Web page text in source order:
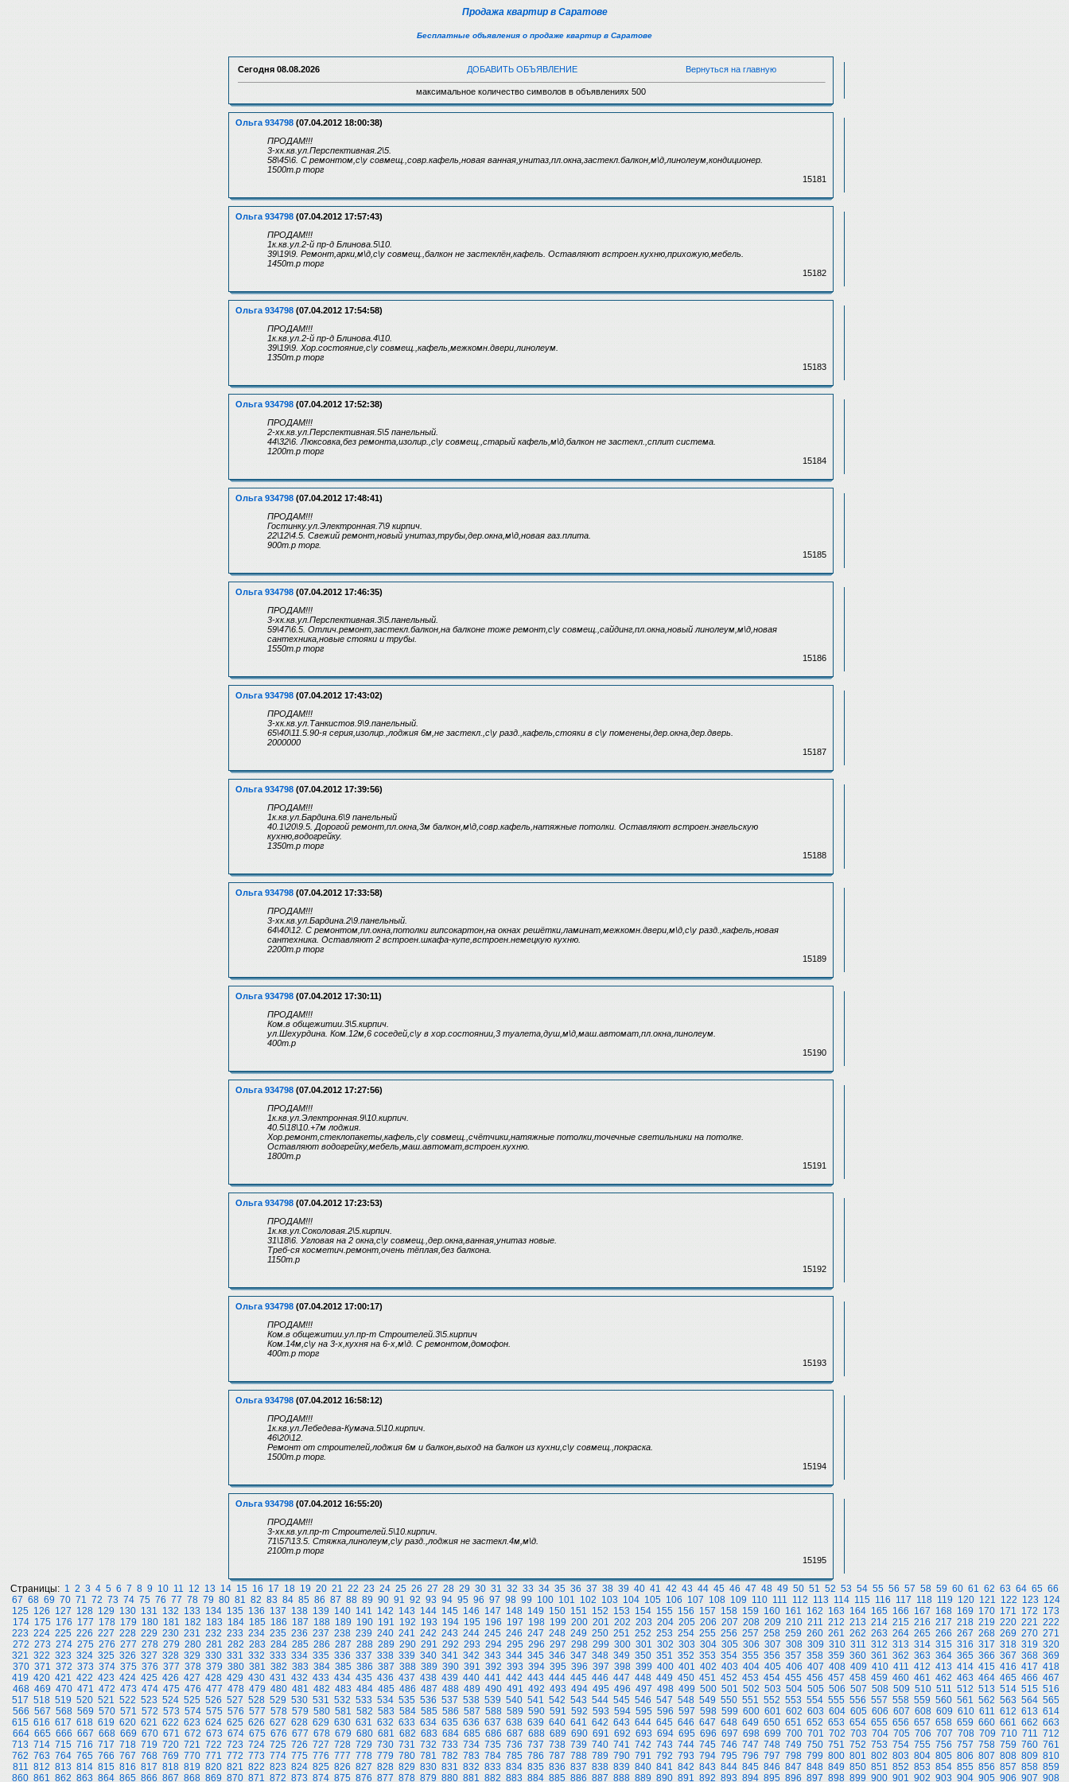
Продажа квартир в Саратове
Бесплатные объявления о продаже квартир в Саратове
Сегодня 08.08.2026 ДОБАВИТЬ ОБЪЯВЛЕНИЕ Вернуться на главную
максимальное количество символов в объявлениях 500
Ольга 934798 (07.04.2012 18:00:38)
ПРОДАМ!!!
3-хк.кв.ул.Перспективная.2\5.
58\45\6. С ремонтом,с\у совмещ.,совр.кафель,новая ванная,унитаз,пл.окна,застекл.балкон,м\д,линолеум,кондиционер.
1500т.р торг
15181
Ольга 934798 (07.04.2012 17:57:43)
ПРОДАМ!!!
1к.кв.ул.2-й пр-д Блинова.5\10.
39\19\9. Ремонт,арки,м\д,с\у совмещ.,балкон не застеклён,кафель. Оставляют встроен.кухню,прихожую,мебель.
1450т.р торг
15182
Ольга 934798 (07.04.2012 17:54:58)
ПРОДАМ!!!
1к.кв.ул.2-й пр-д Блинова.4\10.
39\19\9. Хор.состояние,с\у совмещ.,кафель,межкомн.двери,линолеум.
1350т.р торг
15183
Ольга 934798 (07.04.2012 17:52:38)
ПРОДАМ!!!
2-хк.кв.ул.Перспективная.5\5 панельный.
44\32\6. Люксовка,без ремонта,изолир.,с\у совмещ.,старый кафель,м\д,балкон не застекл.,сплит система.
1200т.р торг
15184
Ольга 934798 (07.04.2012 17:48:41)
ПРОДАМ!!!
Гостинку.ул.Электронная.7\9 кирпич.
22\12\4.5. Свежий ремонт,новый унитаз,трубы,дер.окна,м\д,новая газ.плита.
900т.р торг.
15185
Ольга 934798 (07.04.2012 17:46:35)
ПРОДАМ!!!
3-хк.кв.ул.Перспективная.3\5.панельный.
59\47\6.5. Отлич.ремонт,застекл.балкон,на балконе тоже ремонт,с\у совмещ.,сайдинг,пл.окна,новый линолеум,м\д,новая
сантехника,новые стояки и трубы.
1550т.р торг
15186
Ольга 934798 (07.04.2012 17:43:02)
ПРОДАМ!!!
3-хк.кв.ул.Танкистов.9\9.панельный.
65\40\11.5.90-я серия,изолир.,лоджия 6м,не застекл.,с\у разд.,кафель,стояки в с\у поменены,дер.окна,дер.дверь.
2000000
15187
Ольга 934798 (07.04.2012 17:39:56)
ПРОДАМ!!!
1к.кв.ул.Бардина.6\9 панельный
40.1\20\9.5. Дорогой ремонт,пл.окна,3м балкон,м\д,совр.кафель,натяжные потолки. Оставляют встроен.энгельскую
кухню,водогрейку.
1350т.р торг
15188
Ольга 934798 (07.04.2012 17:33:58)
ПРОДАМ!!!
3-хк.кв.ул.Бардина.2\9.панельный.
64\40\12. С ремонтом,пл.окна,потолки гипсокартон,на окнах решётки,ламинат,межкомн.двери,м\д,с\у разд.,кафель,новая
сантехника. Оставляют 2 встроен.шкафа-купе,встроен.немецкую кухню.
2200т.р торг
15189
Ольга 934798 (07.04.2012 17:30:11)
ПРОДАМ!!!
Ком.в общежитии.3\5.кирпич.
ул.Шехурдина. Ком.12м,6 соседей,с\у в хор.состоянии,3 туалета,душ,м\д,маш.автомат,пл.окна,линолеум.
400т.р
15190
Ольга 934798 (07.04.2012 17:27:56)
ПРОДАМ!!!
1к.кв.ул.Электронная.9\10.кирпич.
40.5\18\10.+7м лоджия.
Хор.ремонт,стеклопакеты,кафель,с\у совмещ.,счётчики,натяжные потолки,точечные светильники на потолке.
Оставляют водогрейку,мебель,маш.автомат,встроен.кухню.
1800т.р
15191
Ольга 934798 (07.04.2012 17:23:53)
ПРОДАМ!!!
1к.кв.ул.Соколовая.2\5.кирпич.
31\18\6. Угловая на 2 окна,с\у совмещ.,дер.окна,ванная,унитаз новые.
Треб-ся косметич.ремонт,очень тёплая,без балкона.
1150т.р
15192
Ольга 934798 (07.04.2012 17:00:17)
ПРОДАМ!!!
Ком.в общежитии.ул.пр-т Строителей.3\5.кирпич
Ком.14м,с\у на 3-х,кухня на 6-х,м\д. С ремонтом,домофон.
400т.р торг
15193
Ольга 934798 (07.04.2012 16:58:12)
ПРОДАМ!!!
1к.кв.ул.Лебедева-Кумача.5\10.кирпич.
46\20\12.
Ремонт от строителей,лоджия 6м и балкон,выход на балкон из кухни,с\у совмещ.,покраска.
1500т.р торг.
15194
Ольга 934798 (07.04.2012 16:55:20)
ПРОДАМ!!!
3-хк.кв.ул.пр-т Строителей.5\10.кирпич.
71\57\13.5. Стяжка,линолеум,с\у разд.,лоджия не застекл.4м,м\д.
2100т.р торг
15195
Страницы: 1 2 3 4 5 6 7 8 9 10 11 12 13 14 15 16 17 18 19 20 21 22 23 24 25 26 27 28 29 30 31 32 33 34 35 36 37 38 39 40 41 42 43 44 45 46 47 48 49 50 51 52 53 54 55 56 57 58 59 60 61 62 63 64 65 66
67 68 69 70 71 72 73 74 75 76 77 78 79 80 81 82 83 84 85 86 87 88 89 90 91 92 93 94 95 96 97 98 99 100 101 102 103 104 105 106 107 108 109 110 111 112 113 114 115 116 117 118 119 120 121 122 123 124
125 126 127 128 129 130 131 132 133 134 135 136 137 138 139 140 141 142 143 144 145 146 147 148 149 150 151 152 153 154 155 156 157 158 159 160 161 162 163 164 165 166 167 168 169 170 171 172 173
174 175 176 177 178 179 180 181 182 183 184 185 186 187 188 189 190 191 192 193 194 195 196 197 198 199 200 201 202 203 204 205 206 207 208 209 210 211 212 213 214 215 216 217 218 219 220 221 222
223 224 225 226 227 228 229 230 231 232 233 234 235 236 237 238 239 240 241 242 243 244 245 246 247 248 249 250 251 252 253 254 255 256 257 258 259 260 261 262 263 264 265 266 267 268 269 270 271
272 273 274 275 276 277 278 279 280 281 282 283 284 285 286 287 288 289 290 291 292 293 294 295 296 297 298 299 300 301 302 303 304 305 306 307 308 309 310 311 312 313 314 315 316 317 318 319 320
321 322 323 324 325 326 327 328 329 330 331 332 333 334 335 336 337 338 339 340 341 342 343 344 345 346 347 348 349 350 351 352 353 354 355 356 357 358 359 360 361 362 363 364 365 366 367 368 369
370 371 372 373 374 375 376 377 378 379 380 381 382 383 384 385 386 387 388 389 390 391 392 393 394 395 396 397 398 399 400 401 402 403 404 405 406 407 408 409 410 411 412 413 414 415 416 417 418
419 420 421 422 423 424 425 426 427 428 429 430 431 432 433 434 435 436 437 438 439 440 441 442 443 444 445 446 447 448 449 450 451 452 453 454 455 456 457 458 459 460 461 462 463 464 465 466 467
468 469 470 471 472 473 474 475 476 477 478 479 480 481 482 483 484 485 486 487 488 489 490 491 492 493 494 495 496 497 498 499 500 501 502 503 504 505 506 507 508 509 510 511 512 513 514 515 516
517 518 519 520 521 522 523 524 525 526 527 528 529 530 531 532 533 534 535 536 537 538 539 540 541 542 543 544 545 546 547 548 549 550 551 552 553 554 555 556 557 558 559 560 561 562 563 564 565
566 567 568 569 570 571 572 573 574 575 576 577 578 579 580 581 582 583 584 585 586 587 588 589 590 591 592 593 594 595 596 597 598 599 600 601 602 603 604 605 606 607 608 609 610 611 612 613 614
615 616 617 618 619 620 621 622 623 624 625 626 627 628 629 630 631 632 633 634 635 636 637 638 639 640 641 642 643 644 645 646 647 648 649 650 651 652 653 654 655 656 657 658 659 660 661 662 663
664 665 666 667 668 669 670 671 672 673 674 675 676 677 678 679 680 681 682 683 684 685 686 687 688 689 690 691 692 693 694 695 696 697 698 699 700 701 702 703 704 705 706 707 708 709 710 711 712
713 714 715 716 717 718 719 720 721 722 723 724 725 726 727 728 729 730 731 732 733 734 735 736 737 738 739 740 741 742 743 744 745 746 747 748 749 750 751 752 753 754 755 756 757 758 759 760 761
762 763 764 765 766 767 768 769 770 771 772 773 774 775 776 777 778 779 780 781 782 783 784 785 786 787 788 789 790 791 792 793 794 795 796 797 798 799 800 801 802 803 804 805 806 807 808 809 810
811 812 813 814 815 816 817 818 819 820 821 822 823 824 825 826 827 828 829 830 831 832 833 834 835 836 837 838 839 840 841 842 843 844 845 846 847 848 849 850 851 852 853 854 855 856 857 858 859
860 861 862 863 864 865 866 867 868 869 870 871 872 873 874 875 876 877 878 879 880 881 882 883 884 885 886 887 888 889 890 891 892 893 894 895 896 897 898 899 900 901 902 903 904 905 906 907 908